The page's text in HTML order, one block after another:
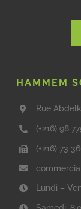
HAMMEM
Rue
(+216) 98
(+216) 73
Lundi –